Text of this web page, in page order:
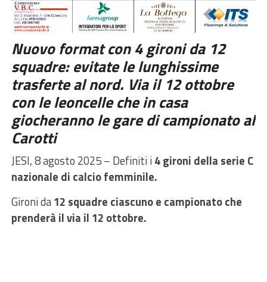
Nuovo format con 4 gironi da 12
squadre: evitate le lunghissime
trasferte al nord. Via il 12 ottobre
con le leoncelle che in casa
giocheranno le gare di campionato al
Carotti
JESI, 8 agosto 2025 – Definiti i4 gironi della serie C
nazionale di calcio femminile.
Gironi da12 squadre ciascuno e campionato che
prenderà il via il 12 ottobre.